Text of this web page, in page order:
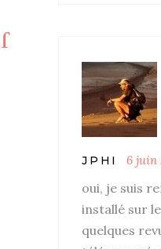
JPHI 6 juin
oui, je suis
installé sur
quelques